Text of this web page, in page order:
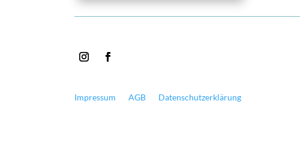
Impressum AGB Datenschutzerklärung